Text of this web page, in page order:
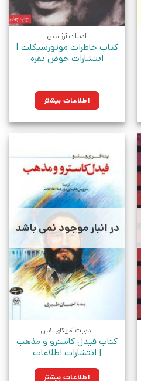
ادبیات آرژانتین
کتاب خاطرات موتورسیکلت |
انتشارات حوض نقره
اطلاعات بیشتر
در انبار موجود نمی باشد
ادبیات آمریکای لاتین
کتاب فیدل کاسترو و مذهب
| انتشارات اطلاعات
اطلاعات بیشتر